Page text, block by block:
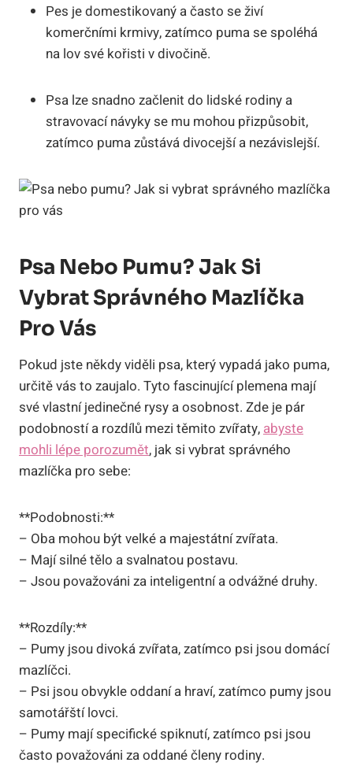
Pes je domestikovaný a často se živí
komerčními krmivy, zatímco puma se spoléhá
na lov své kořisti v divočině.
Psa lze snadno začlenit do lidské rodiny a
stravovací návyky se mu mohou přizpůsobit,
zatímco puma zůstává divocejší a nezávislejší.
Psa Nebo Pumu? Jak Si
Vybrat Správného Mazlíčka
Pro Vás
Pokud jste někdy viděli psa, který vypadá jako puma,
určitě vás to zaujalo. Tyto fascinující plemena mají
své vlastní jedinečné rysy a osobnost. Zde je pár
podobností a rozdílů mezi těmito zvířaty, abyste
mohli lépe porozumět, jak si vybrat správného
mazlíčka pro sebe:
**Podobnosti:**
– Oba mohou být velké a majestátní zvířata.
– Mají silné tělo a svalnatou postavu.
– Jsou považováni za inteligentní a odvážné druhy.
**Rozdíly:**
– Pumy jsou divoká zvířata, zatímco psi jsou domácí
mazlíčci.
– Psi jsou obvykle oddaní a hraví, zatímco pumy jsou
samotářští lovci.
– Pumy mají specifické spiknutí, zatímco psi jsou
často považováni za oddané členy rodiny.